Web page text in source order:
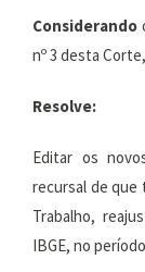
Considerando
nº 3 desta Corte,
Resolve:
Editar os
recursal de que
Trabalho,
IBGE, no